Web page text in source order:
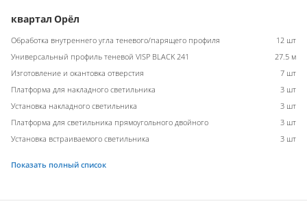
квартал Орёл
Обработка внутреннего угла теневого/парящего профиля
12 шт
Универсальный профиль теневой VISP BLACK 241
27.5 м
Изготовление и окантовка отверстия
7 шт
Платформа для накладного светильника
3 шт
Установка накладного светильника
3 шт
Платформа для светильника прямоугольного двойного
3 шт
Установка встраиваемого светильника
3 шт
Показать полный список